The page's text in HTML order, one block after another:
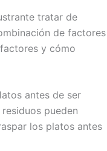
tratar de
de factores
y cómo
antes de ser
pueden
los platos antes